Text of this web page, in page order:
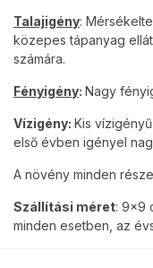
Talajigény:
közepes tápanyag
számára.
Fényigény: Nagy
Vízigény: Kis
első évben igényel
A növény minden
Szállítási méret: 9×9
minden esetben, az